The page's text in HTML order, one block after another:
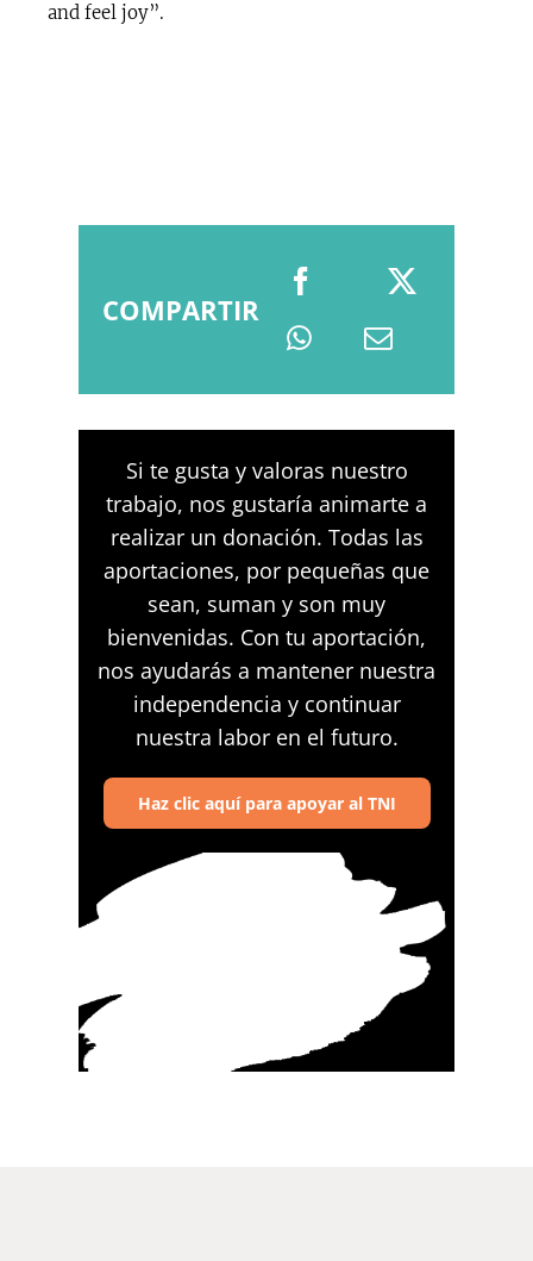
and feel joy”.
COMPARTIR
Si te gusta y valoras nuestro
trabajo, nos gustaría animarte a
realizar un donación. Todas las
aportaciones, por pequeñas que
sean, suman y son muy
bienvenidas. Con tu aportación,
nos ayudarás a mantener nuestra
independencia y continuar
nuestra labor en el futuro.
Haz clic aquí para apoyar al TNI